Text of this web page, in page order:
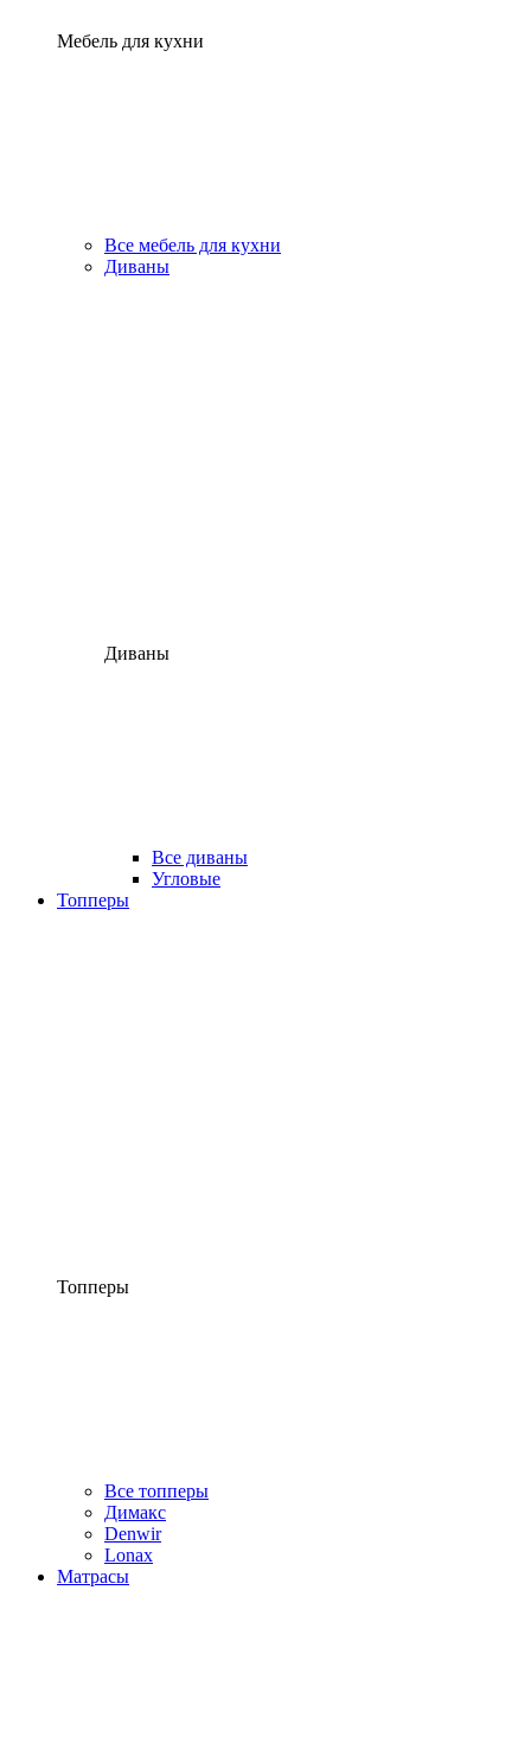
Мебель для кухни
Все мебель для кухни
Диваны
Диваны
Все диваны
Угловые
Топперы
Топперы
Все топперы
Димакс
Denwir
Lonax
Матрасы